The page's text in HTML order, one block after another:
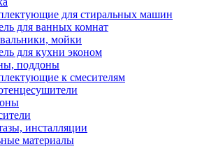
для стиральных машин
для ванных комнат
мойки
для кухни эконом
поддоны
к смесителям
инсталляции
материалы